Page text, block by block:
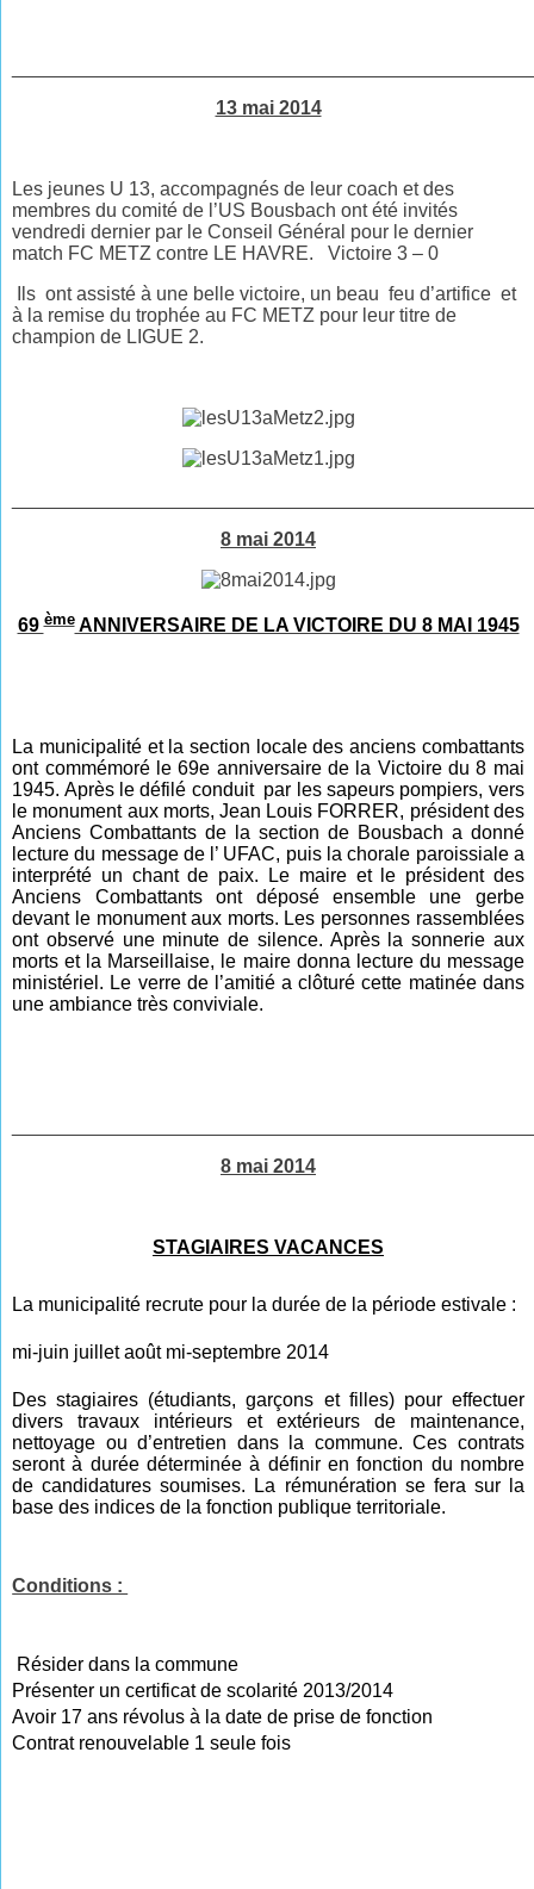
13 mai 2014
Les jeunes U 13, accompagnés de leur coach et des
membres du comité de l’US Bousbach ont été invités
vendredi dernier par le Conseil Général pour le dernier
match FC METZ contre LE HAVRE. Victoire 3 – 0
Ils ont assisté à une belle victoire, un beau feu d’artifice et
à la remise du trophée au FC METZ pour leur titre de
champion de LIGUE 2.
8 mai 2014
69èmeANNIVERSAIRE DE LA VICTOIRE DU 8 MAI 1945
La municipalité et la section locale des anciens combattants
ont commémoré le 69e anniversaire de la Victoire du 8 mai
1945. Après le défilé conduit par les sapeurs pompiers, vers
le monument aux morts, Jean Louis FORRER, président des
Anciens Combattants de la section de Bousbach a donné
lecture du message de l’ UFAC, puis la chorale paroissiale a
interprété un chant de paix. Le maire et le président des
Anciens Combattants ont déposé ensemble une gerbe
devant le monument aux morts. Les personnes rassemblées
ont observé une minute de silence. Après la sonnerie aux
morts et la Marseillaise, le maire donna lecture du message
ministériel. Le verre de l’amitié a clôturé cette matinée dans
une ambiance très conviviale.
8 mai 2014
STAGIAIRES VACANCES
La municipalité recrute pour la durée de la période estivale :
mi-juin juillet août mi-septembre 2014
Des stagiaires (étudiants, garçons et filles) pour effectuer
divers travaux intérieurs et extérieurs de maintenance,
nettoyage ou d’entretien dans la commune. Ces contrats
seront à durée déterminée à définir en fonction du nombre
de candidatures soumises. La rémunération se fera sur la
base des indices de la fonction publique territoriale.
Conditions :
Résider dans la commune
Présenter un certificat de scolarité 2013/2014
Avoir 17 ans révolus à la date de prise de fonction
Contrat renouvelable 1 seule fois